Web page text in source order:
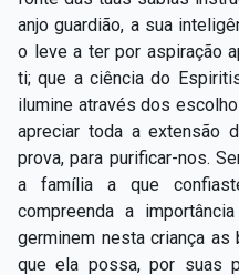
anjo guardião, a sua
o leve a ter por aspiração
ti; que a ciência do
ilumine através dos
apreciar toda a extensão
prova, para purificar-nos.
a família a que
compreenda a
germinem nesta criança
que ela possa, por suas